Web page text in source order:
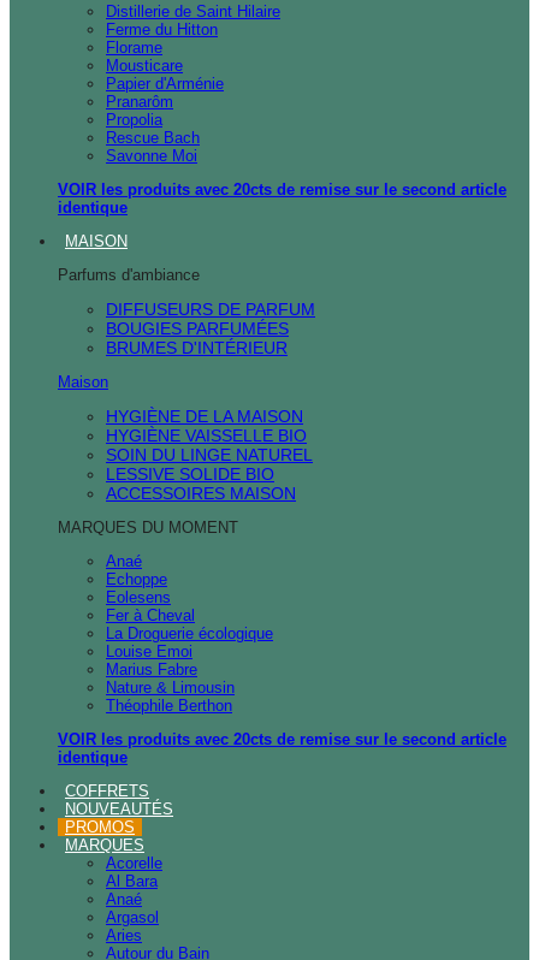
Distillerie de Saint Hilaire
Ferme du Hitton
Florame
Mousticare
Papier d'Arménie
Pranarôm
Propolia
Rescue Bach
Savonne Moi
VOIR les produits avec 20cts de remise sur le second article
identique
MAISON
Parfums d'ambiance
DIFFUSEURS DE PARFUM
BOUGIES PARFUMÉES
BRUMES D'INTÉRIEUR
Maison
HYGIÈNE DE LA MAISON
HYGIÈNE VAISSELLE BIO
SOIN DU LINGE NATUREL
LESSIVE SOLIDE BIO
ACCESSOIRES MAISON
MARQUES DU MOMENT
Anaé
Echoppe
Eolesens
Fer à Cheval
La Droguerie écologique
Louise Emoi
Marius Fabre
Nature & Limousin
Théophile Berthon
VOIR les produits avec 20cts de remise sur le second article
identique
COFFRETS
NOUVEAUTÉS
PROMOS
MARQUES
Acorelle
Al Bara
Anaé
Argasol
Aries
Autour du Bain